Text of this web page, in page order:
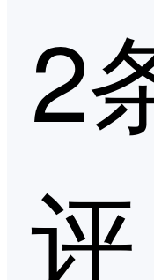
2
评